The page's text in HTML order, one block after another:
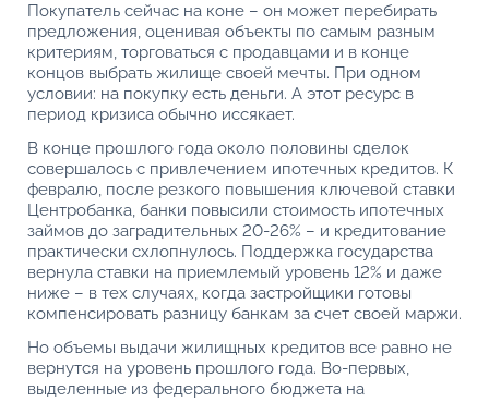
Покупатель сейчас на коне – он может перебирать
предложения, оценивая объекты по самым разным
критериям, торговаться с продавцами и в конце
концов выбрать жилище своей мечты. При одном
условии: на покупку есть деньги. А этот ресурс в
период кризиса обычно иссякает.
В конце прошлого года около половины сделок
совершалось с привлечением ипотечных кредитов. К
февралю, после резкого повышения ключевой ставки
Центробанка, банки повысили стоимость ипотечных
займов до заградительных 20-26% – и кредитование
практически схлопнулось. Поддержка государства
вернула ставки на приемлемый уровень 12% и даже
ниже – в тех случаях, когда застройщики готовы
компенсировать разницу банкам за счет своей маржи.
Но объемы выдачи жилищных кредитов все равно не
вернутся на уровень прошлого года. Во-первых,
выделенные из федерального бюджета на